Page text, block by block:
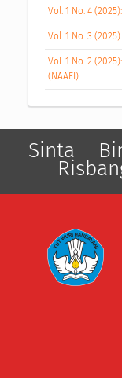
Vol. 1 No. 4
Vol. 1 No. 3
Vol. 1 No. 2
(NAAFI)
Sinta